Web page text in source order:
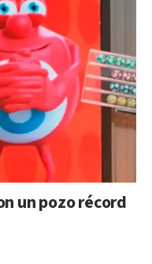
un pozo récord